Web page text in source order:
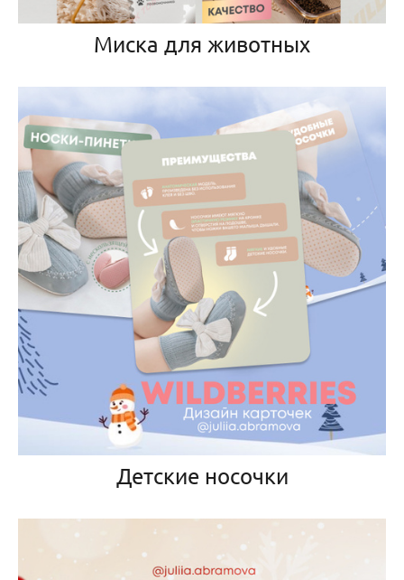
Миска для животных
Детские носочки